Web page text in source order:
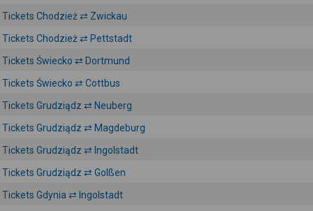
Tickets Chodzież ⇄ Zwickau
Tickets Chodzież ⇄ Pettstadt
Tickets Świecko ⇄ Dortmund
Tickets Świecko ⇄ Cottbus
Tickets Grudziądz ⇄ Neuberg
Tickets Grudziądz ⇄ Magdeburg
Tickets Grudziądz ⇄ Ingolstadt
Tickets Grudziądz ⇄ Golßen
Tickets Gdynia ⇄ Ingolstadt